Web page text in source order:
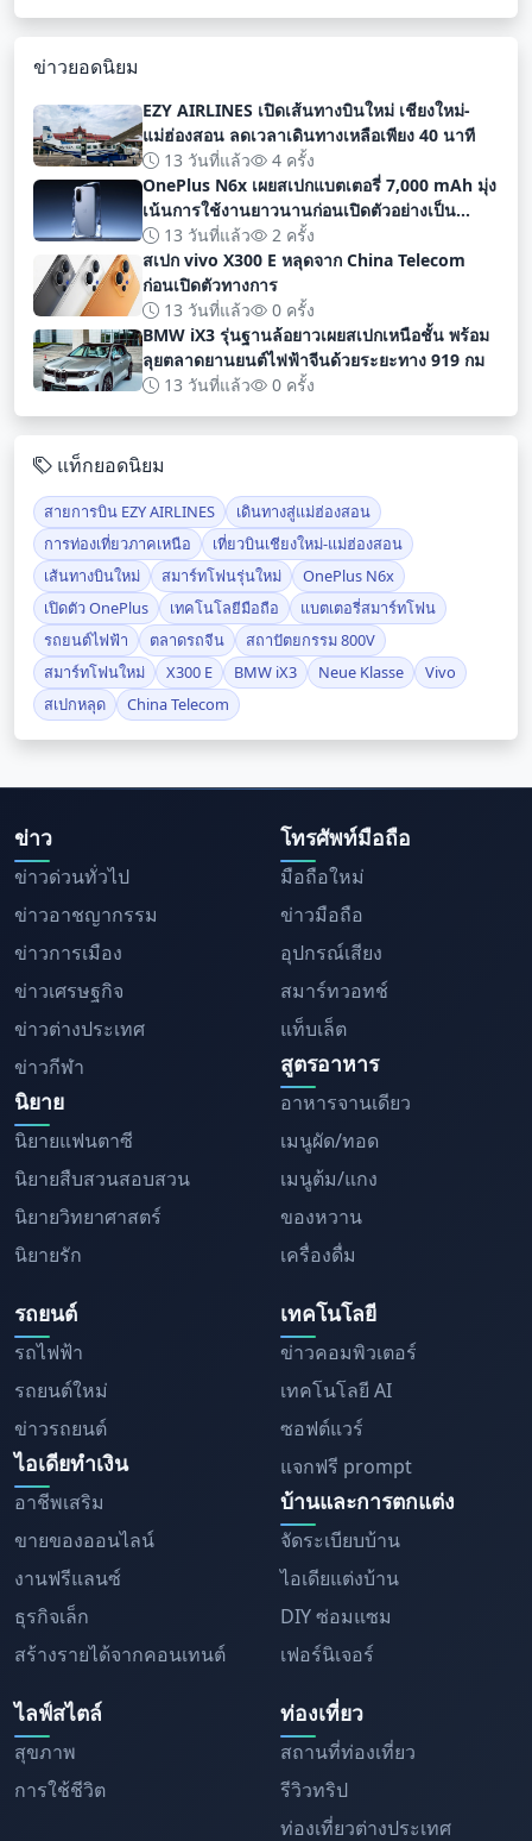
ข่าวยอดนิยม
EZY AIRLINES เปิดเส้นทางบินใหม่ เชียงใหม่-
แม่ฮ่องสอน ลดเวลาเดินทางเหลือเพียง 40 นาที
13 วันที่แล้ว
4 ครั้ง
OnePlus N6x เผยสเปกแบตเตอรี่ 7,000 mAh มุ่ง
เน้นการใช้งานยาวนานก่อนเปิดตัวอย่างเป็น
ทางการ
13 วันที่แล้ว
2 ครั้ง
สเปก vivo X300 E หลุดจาก China Telecom
ก่อนเปิดตัวทางการ
13 วันที่แล้ว
0 ครั้ง
BMW iX3 รุ่นฐานล้อยาวเผยสเปกเหนือชั้น พร้อม
ลุยตลาดยานยนต์ไฟฟ้าจีนด้วยระยะทาง 919 กม
13 วันที่แล้ว
0 ครั้ง
แท็กยอดนิยม
สายการบิน EZY AIRLINES
เดินทางสู่แม่ฮ่องสอน
การท่องเที่ยวภาคเหนือ
เที่ยวบินเชียงใหม่-แม่ฮ่องสอน
เส้นทางบินใหม่
สมาร์ทโฟนรุ่นใหม่
OnePlus N6x
เปิดตัว OnePlus
เทคโนโลยีมือถือ
แบตเตอรี่สมาร์ทโฟน
รถยนต์ไฟฟ้า
ตลาดรถจีน
สถาปัตยกรรม 800V
สมาร์ทโฟนใหม่
X300 E BMW iX3 Neue Klasse
Vivo
สเปกหลุด
China Telecom
ข่าว
ข่าวด่วนทั่วไป
ข่าวอาชญากรรม
ข่าวการเมือง
ข่าวเศรษฐกิจ
ข่าวต่างประเทศ
ข่าวกีฬา
นิยาย
นิยายแฟนตาซี
นิยายสืบสวนสอบสวน
นิยายวิทยาศาสตร์
นิยายรัก
โทรศัพท์มือถือ
มือถือใหม่
ข่าวมือถือ
อุปกรณ์เสียง
สมาร์ทวอทช์
แท็บเล็ต
สูตรอาหาร
อาหารจานเดียว
เมนูผัด/ทอด
เมนูต้ม/แกง
ของหวาน
เครื่องดื่ม
รถยนต์
รถไฟฟ้า
รถยนต์ใหม่
ข่าวรถยนต์
ไอเดียทำเงิน
อาชีพเสริม
ขายของออนไลน์
งานฟรีแลนซ์
ธุรกิจเล็ก
สร้างรายได้จากคอนเทนต์
เทคโนโลยี
ข่าวคอมพิวเตอร์
เทคโนโลยี AI
ซอฟต์แวร์
แจกฟรี prompt
บ้านและการตกแต่ง
จัดระเบียบบ้าน
ไอเดียแต่งบ้าน
DIY ซ่อมแซม
เฟอร์นิเจอร์
ไลฟ์สไตล์
สุขภาพ
การใช้ชีวิต
ท่องเที่ยว
สถานที่ท่องเที่ยว
รีวิวทริป
ท่องเที่ยวต่างประเทศ